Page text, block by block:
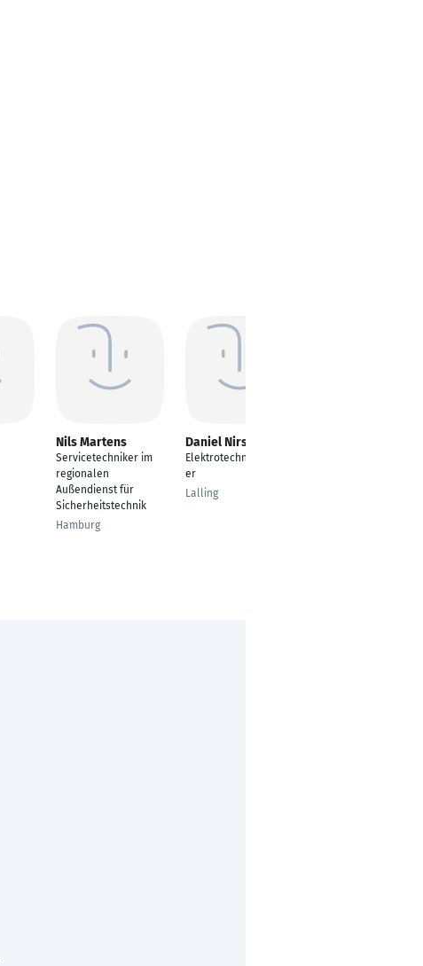
Nils Martens
Servicetechniker im
regionalen
Außendienst für
Sicherheitstechnik
Hamburg
Daniel Nirschl
Elektrotechnikermeist
er
Lalling